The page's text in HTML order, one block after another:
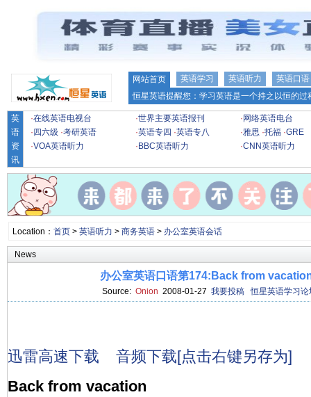
网站首页 英语学习 英语听力
英语口语
恒星英语提醒您：学习英语是一个持之以恒的
英
语
资
讯
·在线英语电视台 ·世界主要英语报刊 · 网络英语电台
· 四六级 ·考研英语 ·英语专四 ·英语专八 ·雅思 ·托福 ·GRE
·VOA英语听力 · BBC英语听力 ·CNN英语听力
Location： 首页> 英语听力 > 商务英语> 办公室英语会话
News
办公室英语口语第174:Back from
Source: Onion 2008-01-27 我要投稿 恒星英语学习论
迅雷高速下载
音频下载[点击右键另存为]
Back from vacation